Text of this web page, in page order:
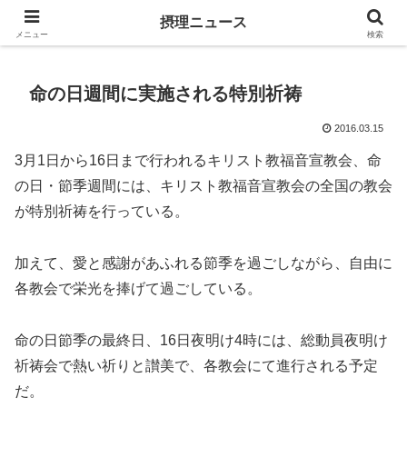
キリスト教福音宣教会に関連する報道記事
命の日週間に実施される特別祈祷
2016.03.15
3月1日から16日まで行われるキリスト教福音宣教会、命
の日・節季週間には、キリスト教福音宣教会の全国の教会
が特別祈祷を行っている。
加えて、愛と感謝があふれる節季を過ごしながら、自由に
各教会で栄光を捧げて過ごしている。
命の日節季の最終日、16日夜明け4時には、総動員夜明け
祈祷会で熱い祈りと讃美で、各教会にて進行される予定
だ。
メニュー
摂理ニュース
検索